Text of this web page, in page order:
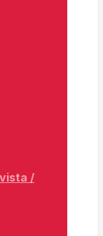
/